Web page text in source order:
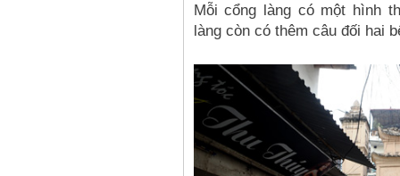
Mỗi cổng làng có một hình
làng còn có thêm câu đối hai